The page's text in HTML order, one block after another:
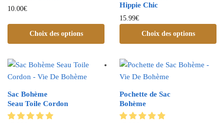
10.00€
Choix des options
Hippie Chic
15.99€
Choix des options
Sac Bohème
Seau Toile Cordon
Pochette de Sac
Bohème